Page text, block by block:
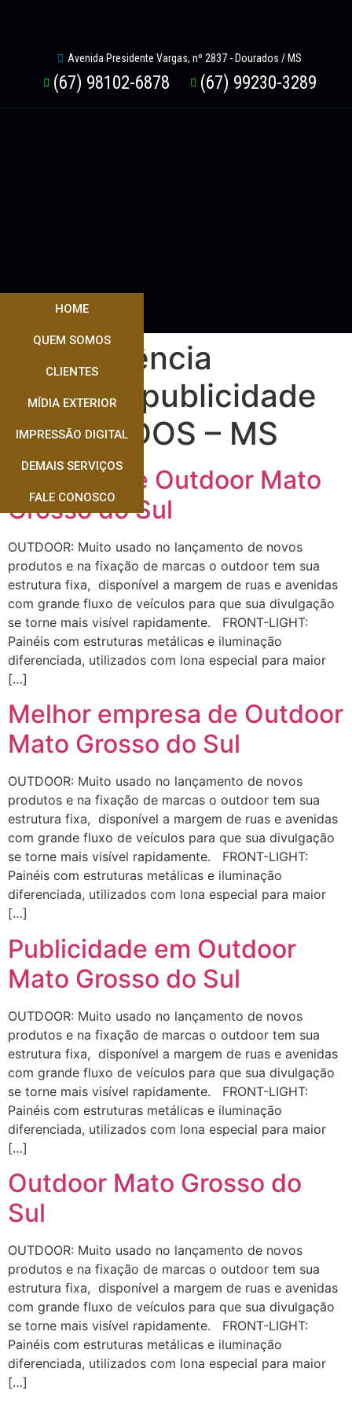
Avenida Presidente Vargas, nº 2837 - Dourados / MS
(67) 98102-6878 (67) 99230-3289
HOME
QUEM SOMOS
CLIENTES
MÍDIA EXTERIOR
IMPRESSÃO DIGITAL
DEMAIS SERVIÇOS
FALE CONOSCO
Tag:Agência
contato publicidade
DOURADOS – MS
Empresa de Outdoor Mato
Grosso do Sul
OUTDOOR: Muito usado no lançamento de novos
produtos e na fixação de marcas o outdoor tem sua
estrutura fixa, disponível a margem de ruas e avenidas
com grande fluxo de veículos para que sua divulgação
se torne mais visível rapidamente. FRONT-LIGHT:
Painéis com estruturas metálicas e iluminação
diferenciada, utilizados com lona especial para maior
[…]
Melhor empresa de Outdoor
Mato Grosso do Sul
OUTDOOR: Muito usado no lançamento de novos
produtos e na fixação de marcas o outdoor tem sua
estrutura fixa, disponível a margem de ruas e avenidas
com grande fluxo de veículos para que sua divulgação
se torne mais visível rapidamente. FRONT-LIGHT:
Painéis com estruturas metálicas e iluminação
diferenciada, utilizados com lona especial para maior
[…]
Publicidade em Outdoor
Mato Grosso do Sul
OUTDOOR: Muito usado no lançamento de novos
produtos e na fixação de marcas o outdoor tem sua
estrutura fixa, disponível a margem de ruas e avenidas
com grande fluxo de veículos para que sua divulgação
se torne mais visível rapidamente. FRONT-LIGHT:
Painéis com estruturas metálicas e iluminação
diferenciada, utilizados com lona especial para maior
[…]
Outdoor Mato Grosso do
Sul
OUTDOOR: Muito usado no lançamento de novos
produtos e na fixação de marcas o outdoor tem sua
estrutura fixa, disponível a margem de ruas e avenidas
com grande fluxo de veículos para que sua divulgação
se torne mais visível rapidamente. FRONT-LIGHT:
Painéis com estruturas metálicas e iluminação
diferenciada, utilizados com lona especial para maior
[…]